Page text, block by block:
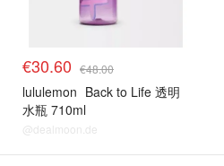
€30.60 €48.00
lululemon Back to Life 透明
水瓶 710ml
@dealmoon.de